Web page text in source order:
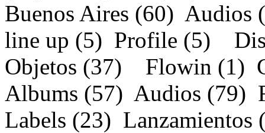
Buenos Aires (60) Audios
line up (5) Profile (5)
Objetos (37) Flowin (1)
Albums (57) Audios (79)
Labels (23)